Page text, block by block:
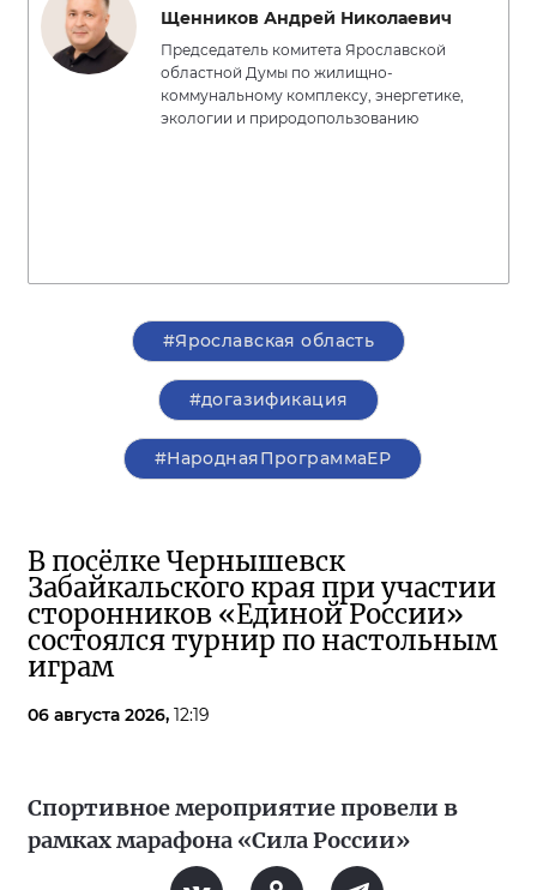
Щенников Андрей Николаевич
Председатель комитета Ярославской
областной Думы по жилищно-
коммунальному комплексу, энергетике,
экологии и природопользованию
#Ярославская область
#догазификация
#НароднаяПрограммаЕР
В посёлке Чернышевск
Забайкальского края при участии
сторонников «Единой России»
состоялся турнир по настольным
играм
06 августа 2026, 12:19
Спортивное мероприятие провели в
рамках марафона «Сила России»